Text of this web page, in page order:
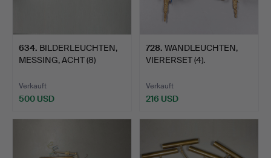
634. BILDERLEUCHTEN,
MESSING, ACHT (8)
Verkauft
500 USD
728. WANDLEUCHTEN,
VIERERSET (4).
Verkauft
216 USD